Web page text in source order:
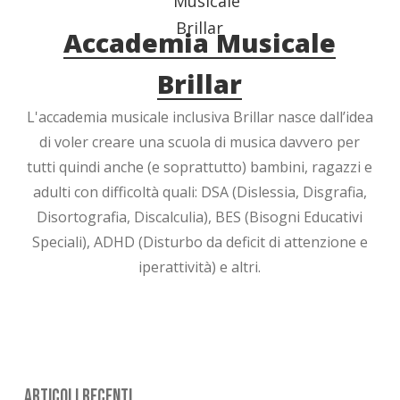
Accademia Musicale
Brillar
L'accademia musicale inclusiva Brillar nasce dall’idea
di voler creare una scuola di musica davvero per
tutti quindi anche (e soprattutto) bambini, ragazzi e
adulti con difficoltà quali: DSA (Dislessia, Disgrafia,
Disortografia, Discalculia), BES (Bisogni Educativi
Speciali), ADHD (Disturbo da deficit di attenzione e
iperattività) e altri.